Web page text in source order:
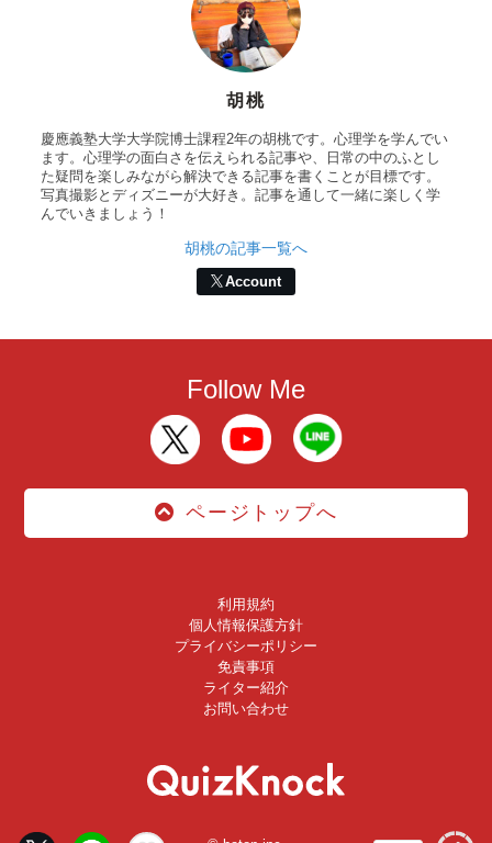
胡桃
慶應義塾大学大学院博士課程2年の胡桃です。心理学を学んでい
ます。心理学の面白さを伝えられる記事や、日常の中のふとし
た疑問を楽しみながら解決できる記事を書くことが目標です。
写真撮影とディズニーが大好き。記事を通して一緒に楽しく学
んでいきましょう！
胡桃の記事一覧へ
Account
Follow Me
ページトップへ
利用規約
個人情報保護方針
プライバシーポリシー
免責事項
ライター紹介
お問い合わせ